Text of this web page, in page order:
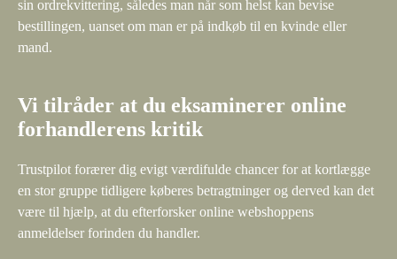
sin ordrekvittering, således man når som helst kan bevise
bestillingen, uanset om man er på indkøb til en kvinde eller
mand.
Vi tilråder at du eksaminerer online
forhandlerens kritik
Trustpilot forærer dig evigt værdifulde chancer for at kortlægge
en stor gruppe tidligere køberes betragtninger og derved kan det
være til hjælp, at du efterforsker online webshoppens
anmeldelser forinden du handler.